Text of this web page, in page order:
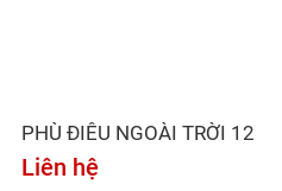
PHÙ ĐIÊU NGOÀI TRỜI 12
Liên hệ